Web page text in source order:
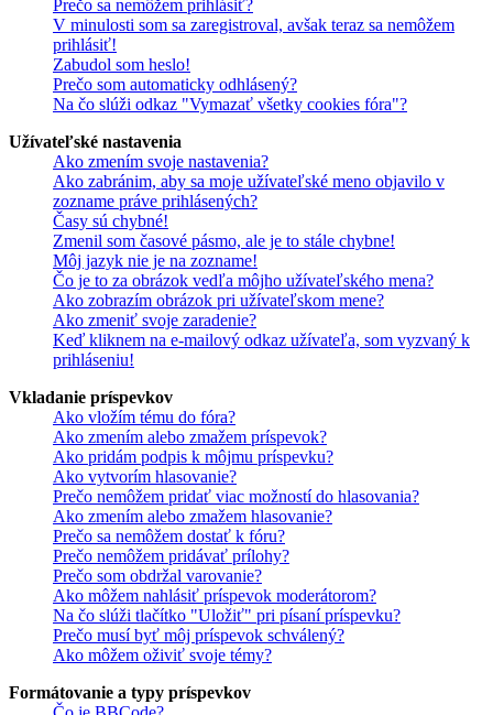
Prečo sa nemôžem prihlásiť?
V minulosti som sa zaregistroval, avšak teraz sa nemôžem
prihlásiť!
Zabudol som heslo!
Prečo som automaticky odhlásený?
Na čo slúži odkaz "Vymazať všetky cookies fóra"?
Užívateľské nastavenia
Ako zmením svoje nastavenia?
Ako zabránim, aby sa moje užívateľské meno objavilo v
zozname práve prihlásených?
Časy sú chybné!
Zmenil som časové pásmo, ale je to stále chybne!
Môj jazyk nie je na zozname!
Čo je to za obrázok vedľa môjho užívateľského mena?
Ako zobrazím obrázok pri užívateľskom mene?
Ako zmeniť svoje zaradenie?
Keď kliknem na e-mailový odkaz užívateľa, som vyzvaný k
prihláseniu!
Vkladanie príspevkov
Ako vložím tému do fóra?
Ako zmením alebo zmažem príspevok?
Ako pridám podpis k môjmu príspevku?
Ako vytvorím hlasovanie?
Prečo nemôžem pridať viac možností do hlasovania?
Ako zmením alebo zmažem hlasovanie?
Prečo sa nemôžem dostať k fóru?
Prečo nemôžem pridávať prílohy?
Prečo som obdržal varovanie?
Ako môžem nahlásiť príspevok moderátorom?
Na čo slúži tlačítko "Uložiť" pri písaní príspevku?
Prečo musí byť môj príspevok schválený?
Ako môžem oživiť svoje témy?
Formátovanie a typy príspevkov